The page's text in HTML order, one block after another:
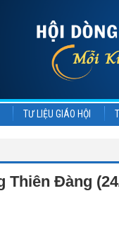
TƯ LIỆU GIÁO HỘI
Đàng